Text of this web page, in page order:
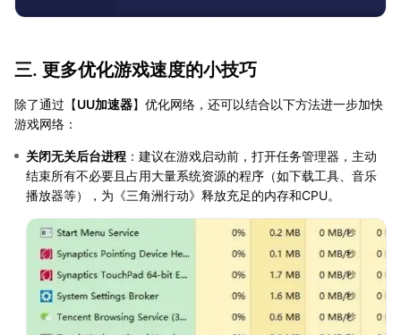
三. 更多优化游戏速度的小技巧
除了通过【UU加速器】优化网络，还可以结合以下方法进一步加快
游戏网络：
关闭无关后台进程 ：建议在游戏启动前，打开任务管理器，主动
结束所有不必要且占用大量系统资源的程序（如下载工具、音乐
播放器等），为《三角洲行动》释放充足的内存和CPU。